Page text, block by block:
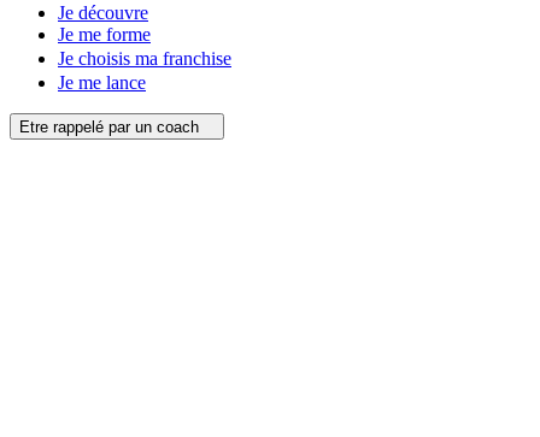
Je découvre
Je me forme
Je choisis ma franchise
Je me lance
Etre rappelé par un coach